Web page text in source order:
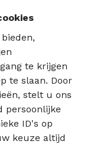
te krijgen
te slaan. Door
stelt u ons
persoonlijke
ID's op
keuze altijd